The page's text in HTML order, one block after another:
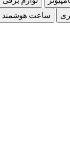
ساعت هوشمند